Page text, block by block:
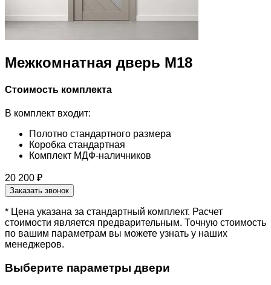
Межкомнатная дверь M18
Стоимость комплекта
В комплект входит:
Полотно стандартного размера
Коробка стандартная
Комплект МДФ-наличников
20 200 ₽
Заказать звонок
* Цена указана за стандартный комплект. Расчет
стоимости является предварительным. Точную стоимость
по вашим параметрам вы можете узнать у наших
менеджеров.
Выберите параметры двери